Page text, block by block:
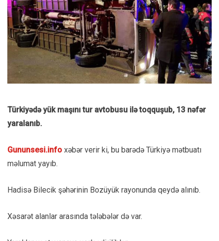
Türkiyədə yük maşını tur avtobusu ilə toqquşub, 13 nəfər
yaralanıb.
Gununsesi.info xəbər verir ki, bu barədə Türkiyə mətbuatı
məlumat yayıb.
Hadisə Bilecik şəhərinin Bozüyük rayonunda qeydə alınıb.
Xəsarət alanlar arasında tələbələr də var.